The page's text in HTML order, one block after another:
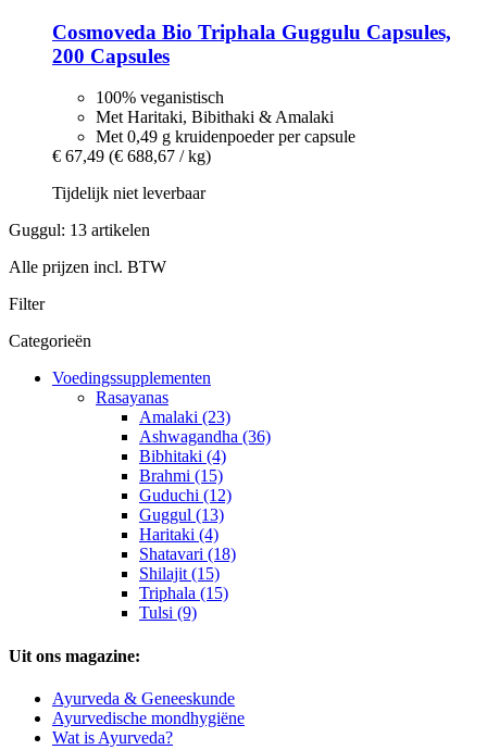
Cosmoveda Bio Triphala Guggulu Capsules,
200 Capsules
100% veganistisch
Met Haritaki, Bibithaki & Amalaki
Met 0,49 g kruidenpoeder per capsule
€ 67,49 (€ 688,67 / kg)
Tijdelijk niet leverbaar
Guggul: 13 artikelen
Alle prijzen incl. BTW
Filter
Categorieën
Voedingssupplementen
Rasayanas
Amalaki (23)
Ashwagandha (36)
Bibhitaki (4)
Brahmi (15)
Guduchi (12)
Guggul (13)
Haritaki (4)
Shatavari (18)
Shilajit (15)
Triphala (15)
Tulsi (9)
Uit ons magazine:
Ayurveda & Geneeskunde
Ayurvedische mondhygiëne
Wat is Ayurveda?